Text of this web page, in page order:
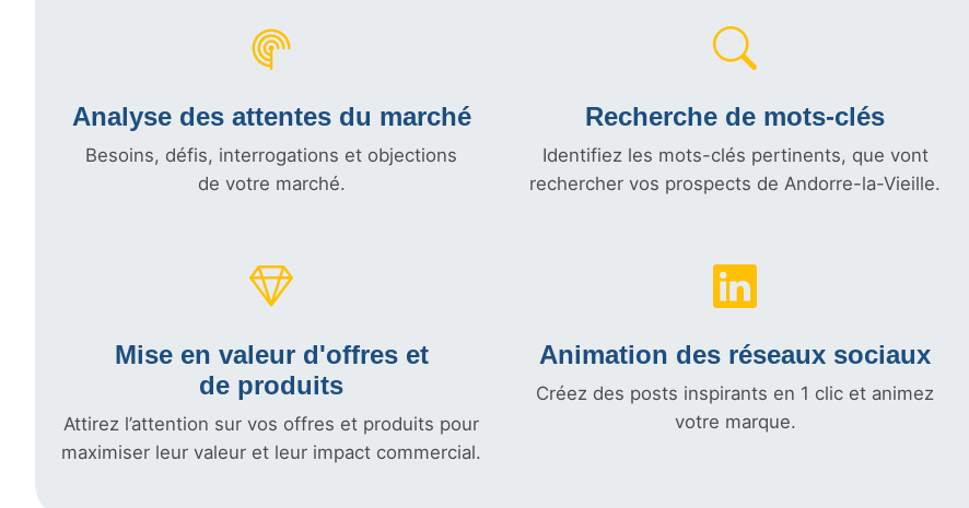
Analyse des attentes du marché
Besoins, défis, interrogations et objections
de votre marché.
Recherche de mots-clés
Identifiez les mots-clés pertinents, que vont
rechercher vos prospects de Andorre-la-Vieille.
Mise en valeur d'offres et
de produits
Attirez l’attention sur vos offres et produits pour
maximiser leur valeur et leur impact commercial.
Animation des réseaux sociaux
Créez des posts inspirants en 1 clic et animez
votre marque.